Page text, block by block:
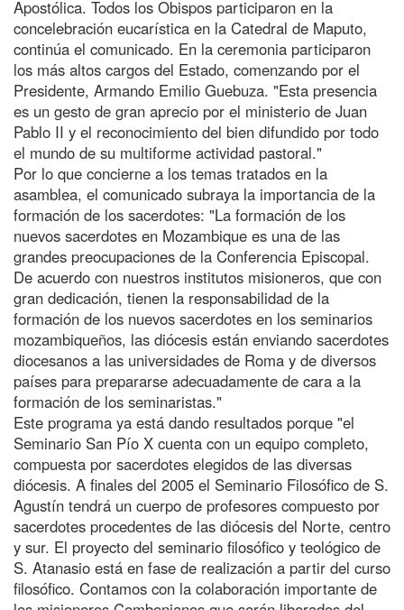
Apostólica. Todos los Obispos participaron en la
concelebración eucarística en la Catedral de Maputo,
continúa el comunicado. En la ceremonia participaron
los más altos cargos del Estado, comenzando por el
Presidente, Armando Emilio Guebuza. "Esta presencia
es un gesto de gran aprecio por el ministerio de Juan
Pablo II y el reconocimiento del bien difundido por todo
el mundo de su multiforme actividad pastoral."
Por lo que concierne a los temas tratados en la
asamblea, el comunicado subraya la importancia de la
formación de los sacerdotes: "La formación de los
nuevos sacerdotes en Mozambique es una de las
grandes preocupaciones de la Conferencia Episcopal.
De acuerdo con nuestros institutos misioneros, que con
gran dedicación, tienen la responsabilidad de la
formación de los nuevos sacerdotes en los seminarios
mozambiqueños, las diócesis están enviando sacerdotes
diocesanos a las universidades de Roma y de diversos
países para prepararse adecuadamente de cara a la
formación de los seminaristas."
Este programa ya está dando resultados porque "el
Seminario San Pío X cuenta con un equipo completo,
compuesta por sacerdotes elegidos de las diversas
diócesis. A finales del 2005 el Seminario Filosófico de S.
Agustín tendrá un cuerpo de profesores compuesto por
sacerdotes procedentes de las diócesis del Norte, centro
y sur. El proyecto del seminario filosófico y teológico de
S. Atanasio está en fase de realización a partir del curso
filosófico. Contamos con la colaboración importante de